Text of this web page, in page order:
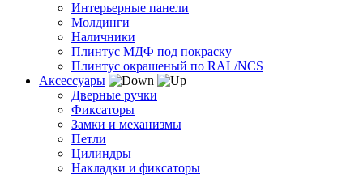
Интерьерные панели
Молдинги
Наличники
Плинтус МДФ под покраску
Плинтус окрашеный по RAL/NCS
Аксессуары
Дверные ручки
Фиксаторы
Замки и механизмы
Петли
Цилиндры
Накладки и фиксаторы